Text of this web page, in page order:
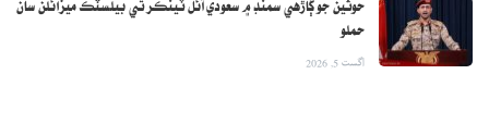
حوثين جو ڳاڙهي سمنڊ ۾ سعودي آئل ٽينڪر تي بيلسٽڪ ميزائلن سان
حملو
اگست 5, 2026